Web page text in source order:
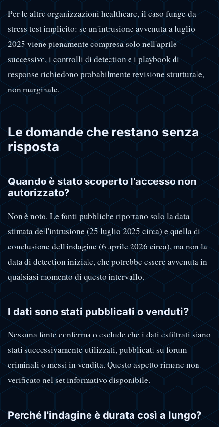
Per le altre organizzazioni healthcare, il caso funge da
stress test implicito: se un'intrusione avvenuta a luglio
2025 viene pienamente compresa solo nell'aprile
successivo, i controlli di detection e i playbook di
response richiedono probabilmente revisione strutturale,
non marginale.
Le domande che restano senza
risposta
Quando è stato scoperto l'accesso non
autorizzato?
Non è noto. Le fonti pubbliche riportano solo la data
stimata dell'intrusione (25 luglio 2025 circa) e quella di
conclusione dell'indagine (6 aprile 2026 circa), ma non la
data di detection iniziale, che potrebbe essere avvenuta in
qualsiasi momento di questo intervallo.
I dati sono stati pubblicati o venduti?
Nessuna fonte conferma o esclude che i dati esfiltrati siano
stati successivamente utilizzati, pubblicati su forum
criminali o messi in vendita. Questo aspetto rimane non
verificato nel set informativo disponibile.
Perché l'indagine è durata così a lungo?